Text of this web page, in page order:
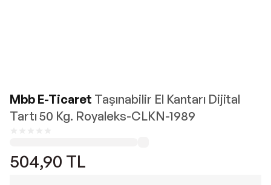
Mbb E-Ticaret Taşınabilir El Kantarı Dijital
Tartı 50 Kg. Royaleks-CLKN-1989
504,90 TL